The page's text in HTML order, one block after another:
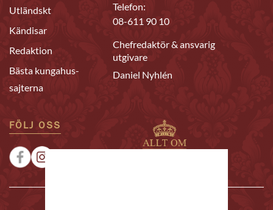
Utländskt
Kändisar
Redaktion
Bästa kungahus-
sajterna
Telefon:
08-611 90 10
Chefredaktör & ansvarig
utgivare
Daniel Nyhlén
FÖLJ OSS